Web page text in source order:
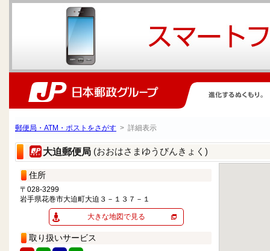
郵便局・ATM・ポストをさがす > 詳細表示
大迫郵便局 (おおはさまゆうびんきょく)
住所
〒028-3299
岩手県花巻市大迫町大迫３－１３７－１
大きな地図で見る
取り扱いサービス